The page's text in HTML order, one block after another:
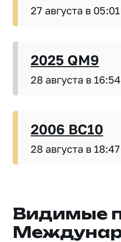
27 августа в 05:01
2025 QM9
28 августа в 16:54
2006 BC10
28 августа в 18:47
Видимые